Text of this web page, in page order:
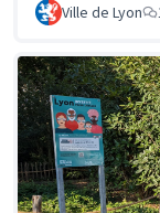
Ville de Lyon